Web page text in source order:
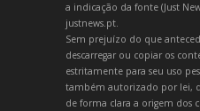
a indicação da fonte (Just
justnews.pt.
Sem prejuízo do que
descarregar ou copiar os
estritamente para seu uso
também autorizado por lei,
de forma clara a origem dos